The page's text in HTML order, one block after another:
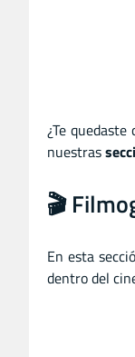
¿Te quedaste
nuestras
🎬
En esta
dentro del